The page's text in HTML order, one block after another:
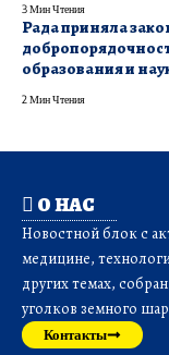
3 Мин Чтения
Рада приняла
образования и
2 Мин Чтения
О НАС
Новостной блок с
медицине,
других темах,
уголков земного
Контакты